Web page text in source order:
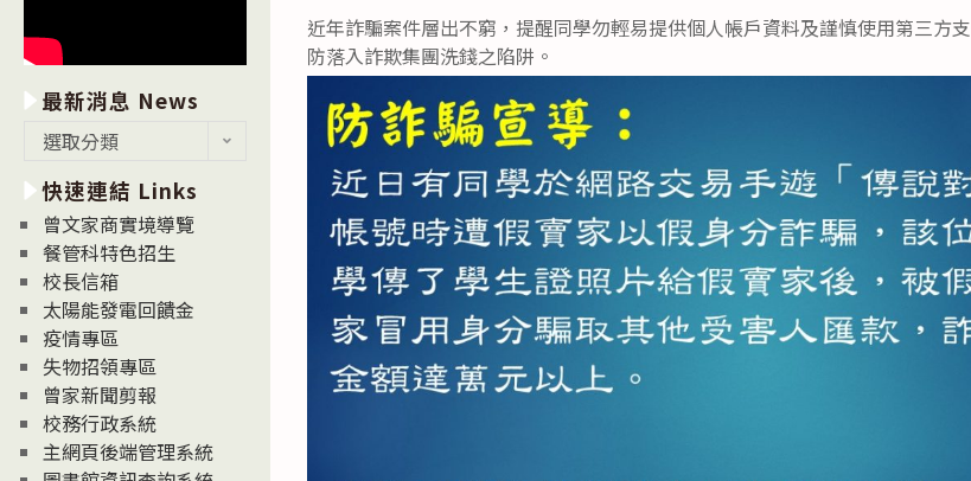
近年詐騙案件層出不窮，提醒同學勿輕易提供個人帳戶資料及謹慎使用第三方
防落入詐欺集團洗錢之陷阱。
最新消息 News
消
息
News
選取分類
快速連結 Links
曾文家商實境導覽
餐管科特色招生
校長信箱
太陽能發電回饋金
疫情專區
失物招領專區
曾家新聞剪報
校務行政系統
主網頁後端管理系統